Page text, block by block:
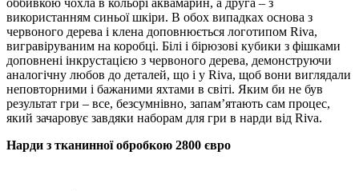
використанням синьої шкіри. В обох випадках основа з
червоного дерева і клена доповнюється логотипом Riva,
вигравіруваним на коробці. Білі і бірюзові кубики з фішками
доповнені інкрустацією з червоного дерева, демонструючи
аналогічну любов до деталей, що і у Riva, щоб вони виглядали
неповторними і бажаними яхтами в світі. Яким би не був
результат гри – все, безсумнівно, запам’ятають сам процес,
який зачаровує завдяки наборам для гри в нарди від Riva.
Нарди з тканинної обробкою 2800 євро